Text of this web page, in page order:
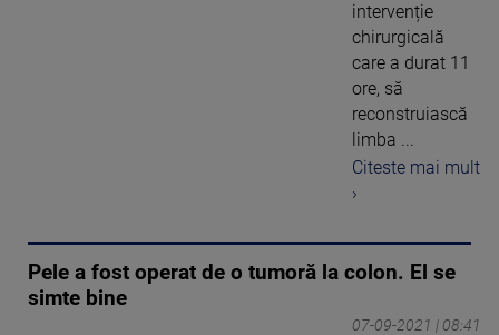
intervenție
chirurgicală
care a durat 11
ore, să
reconstruiască
limba ...
Citeste mai mult
›
Pele a fost operat de o tumoră la colon. El se
simte bine
07-09-2021 | 08:41